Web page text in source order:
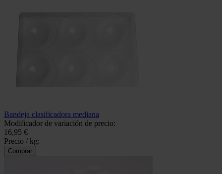
Bandeja clasificadora mediana
Modificador de variación de precio:
16,95 €
Precio / kg: